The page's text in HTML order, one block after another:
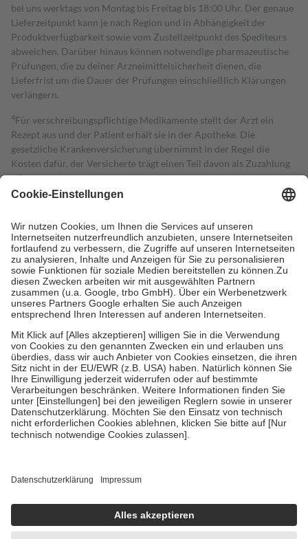
bei uns werktags von Montag bis Freitag bis 18:00 Uhr. Der genaue
Lieferzeitpunkt kann je nach Region und in Abhängigkeit der
Produktverfügbarkeit sowie vom Zustellzeitpunkt des Spediteurs
abweichen. Darüber hinaus können notwendige pharmazeutische
Prüfungen, die zu deiner Arzneimittelsicherheit dienen, die
Lieferfrist um die Dauer der Prüfungen einschließlich Klärungen
verlängern.
4Für verschreibungspflichtige Medikamente stellt der Arzt ein
Rezept aus und der Patient erhält sie in der Apotheke. Die
gesetzliche Krankenversicherung übernimmt in der Regel die
Kosten dafür, der Versicherte trägt einen Teil davon als Zuzahlung
mit.
Grundsätzlich leisten Mitglieder Zuzahlungen in Höhe von zehn
höchstens zehn Euro.
Es sind jedoch nie mehr als die tatsächlichen
Kosten der Leistung zu entrichten.
Diese Regeln gelten grundsätzlich auch für Online-Apotheken.
Bei Heilmitteln und häuslicher Krankenpflege beträgt die
Zuzahlung zehn Prozent der Kosten sowie zehn Euro je
Verordnung.
Um das Engagement der Versicherten für ihre eigene Gesundheit zu
stärken und die besondere Stellung der Familie zu unterstützen,
fallenkeine Zuzahlungenan bei:
• Kindern und Jugendlichen bis zum vollendeten 18. Lebensjahr
mit Ausnahme der Fahrkosten
• Untersuchungen zur Vorsorge und Früherkennung, die von der
GKV getragen werden
• empfohlenen Schutzimpfungen
• Harn- und Blutteststreifen
getroffen, um sicherzustellen, dass es sich um echte Bewertungen
https://help.etrusted.com/hc/de/articles/4419944605341
Einige Bilder und Inhalte wurden unter Zuhilfenahme künstlicher